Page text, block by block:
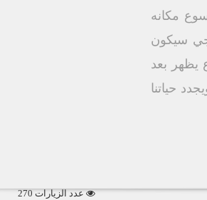
مكانه
سيكون
في شكل آخر مر ١٦ : ١٢ لقد كان يسوع يظهر بعد
ويجدد حياتنا
عدد الزيارات 270